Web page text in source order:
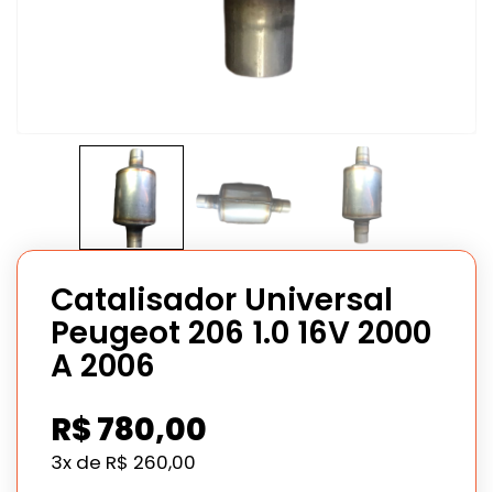
Catalisador Universal
Peugeot 206 1.0 16V 2000
A 2006
R$780,00
3x de R$ 260,00